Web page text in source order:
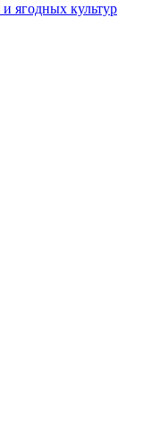
и ягодных культур